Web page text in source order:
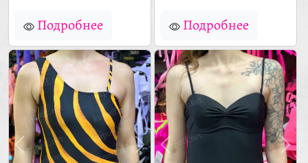
Подробнее
Подробнее